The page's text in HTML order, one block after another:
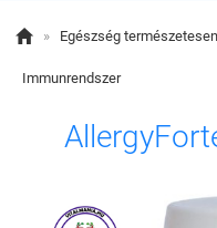
 » Egészség
Immunrendszer